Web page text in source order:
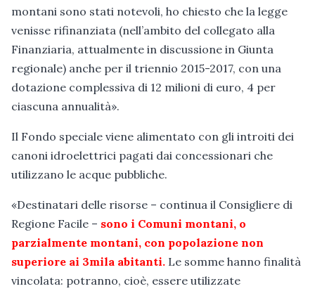
montani sono stati notevoli, ho chiesto che la legge
venisse rifinanziata (nell’ambito del collegato alla
Finanziaria, attualmente in discussione in Giunta
regionale) anche per il triennio 2015-2017, con una
dotazione complessiva di 12 milioni di euro, 4 per
ciascuna annualità».
Il Fondo speciale viene alimentato con gli introiti dei
canoni idroelettrici pagati dai concessionari che
utilizzano le acque pubbliche.
«Destinatari delle risorse – continua il Consigliere di
Regione Facile – sono i Comuni montani, o
parzialmente montani, con popolazione non
superiore ai 3mila abitanti. Le somme hanno finalità
vincolata: potranno, cioè, essere utilizzate